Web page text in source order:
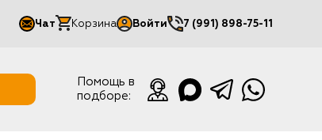
Чат Корзина Войти
Мой кабинет
7 (991) 898-75-11
Помощь в
подборе: